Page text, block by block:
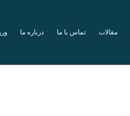
درباره ما تماس با ما مقالات